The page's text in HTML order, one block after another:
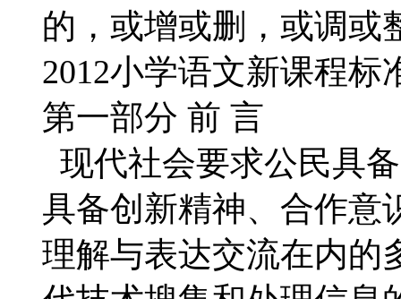
的，或增或删，或调或
2012小学语文新课程标
第一部分 前 言
现代社会要求公民具
具备创新精神、合作意
理解与表达交流在内的